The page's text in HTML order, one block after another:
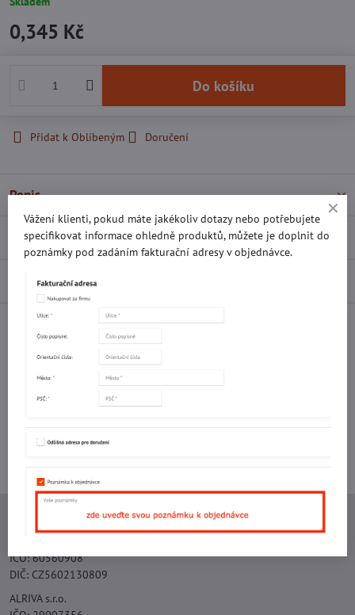
0,345 Kč
Do košíku
Přidat k Oblíbeným Doručení
Popis
Recenze 0
Diskuse 0
Facebook TwitterBluesky
Potřebujete poradit s objednávkou?
Kontaktujte nás:
+420 577 523 563
Ing. Vojtěch Lečbych - IVL
IČO: 60560908
DIČ: CZ5602130809
ALRIVA s.r.o.
Vážení klienti, pokud máte jakékoliv dotazy nebo potřebujete
specifikovat informace ohledně produktů, můžete je doplnit do
poznámky pod zadáním fakturační adresy v objednávce.